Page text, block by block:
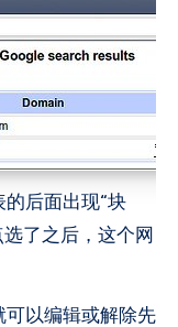
后面出现“块
了之后，这个网
以编辑或解除先